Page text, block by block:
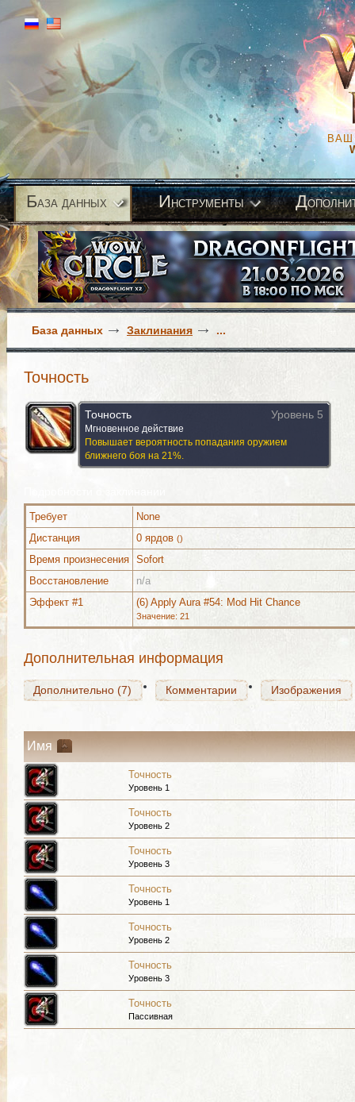
ВАШ
База данных Инструменты Д
База данных Заклинания ...
Точность
Точность Уровень 5
Мгновенное действие
Повышает вероятность попадания оружием
ближнего боя на 21%.
Требует
None
Дистанция
0 ярдов ()
Время произнесения Sofort
Восстановление
n/a
Эффект #1
(6) Apply Aura #54: Mod Hit Chance
Значение: 21
Дополнительная информация
Дополнительно (7)
Дополнительно (7) Комментарии Изображения
Дополнительно (7) Комментарии Изображения
Имя
Точность
Уровень 1
Точность
Уровень 2
Точность
Уровень 3
Точность
Уровень 1
Точность
Уровень 2
Точность
Уровень 3
Точность
Пассивная